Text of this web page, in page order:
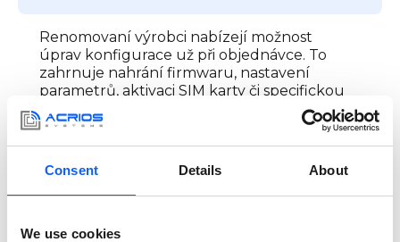
Consent Details About
We use cookies
Renomovaní výrobci nabízejí možnost
úprav konfigurace už při objednávce. To
zahrnuje nahrání firmwaru, nastavení
parametrů, aktivaci SIM karty či specifickou
potřeby lze získat i pilotní sérii pro
otestování v reálném prostředí před
nasazením ve velkém měřítku.